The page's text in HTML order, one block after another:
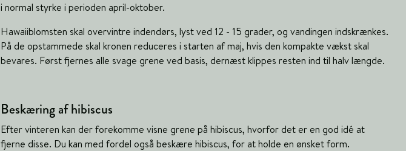
i normal styrke i perioden april-oktober.
Hawaiiblomsten skal overvintre indendørs, lyst ved 12 - 15 grader, og vandingen indskrænkes.
På de opstammede skal kronen reduceres i starten af maj, hvis den kompakte vækst skal
bevares. Først fjernes alle svage grene ved basis, dernæst klippes resten ind til halv længde.
Beskæring af hibiscus
Efter vinteren kan der forekomme visne grene på hibiscus, hvorfor det er en god idé at
fjerne disse. Du kan med fordel også beskære hibiscus, for at holde en ønsket form.